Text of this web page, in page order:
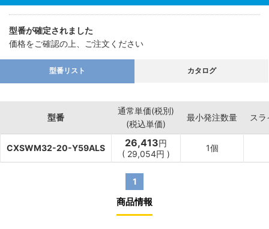
型番が確定されました
価格をご確認の上、ご注文ください
型番リスト カタログ
型番
通常単価(税別)
(税込単価)
最小発注数量 ス
CXSWM32-20-Y59ALS 26,413円
( 29,054円 )
1個
1
商品情報